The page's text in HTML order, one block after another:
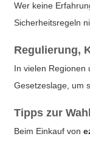
Wer keine
Sicherheitsregeln
Regulierung,
In vielen Regionen
Gesetzeslage, um
Tipps zur
Beim Einkauf von